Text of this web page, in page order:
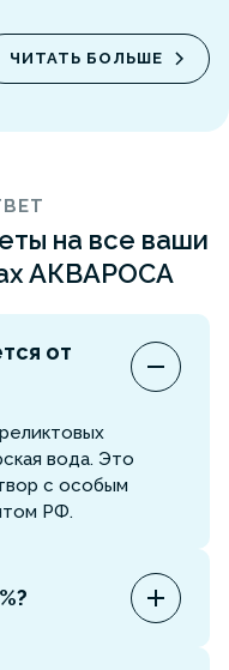
ЧИТАТЬ БОЛЬШЕ
на все ваши
АКВАРОСА
от
вода. Это
с особым
РФ.